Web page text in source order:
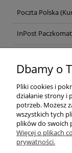
Poczta Polska
InPost
Dbamy o
Pliki cookies i
działanie strony i
potrzeb. Możesz
wszystkich tych
plików do swoich
Więcej o plikach
prywatności.